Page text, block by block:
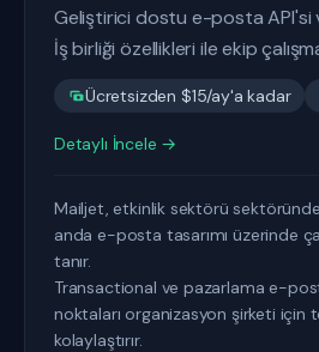
Geliştirici dostu e-posta API'si
İş birliği özellikleri ile ekip
Ücretsizden $15/ay'a kadar
Detaylı İncele →
Mailjet, etkinlik sektörü
anda e-posta tasarımı üzerinde
tanır.
Transactional ve pazarlama e-
noktaları organizasyon şirketi için
kolaylaştırır.